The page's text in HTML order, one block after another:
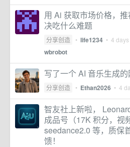
用 Ai 获取市场价格，
决吃什么难题
分享创造 • life1234 • 4
wbrobot
写了一个 AI 音乐生成
分享创造 • Ethan2026 • 4
智友社上新啦，
成品号（17K 积分，视
seedance2.0 等，质保
馈！